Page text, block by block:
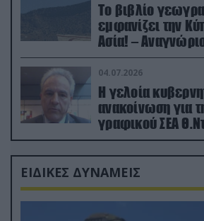
Το βιβλίο
εμφανίζει την
Ασία! –
κατεχόμενα;
04.07.2026
Η γελοία
ανακοίνωση για
γραφικού ΣΕΑ
Ρώσους φαρσέρ
ΕΙΔΙΚΕΣ ΔΥΝΑΜΕΙΣ